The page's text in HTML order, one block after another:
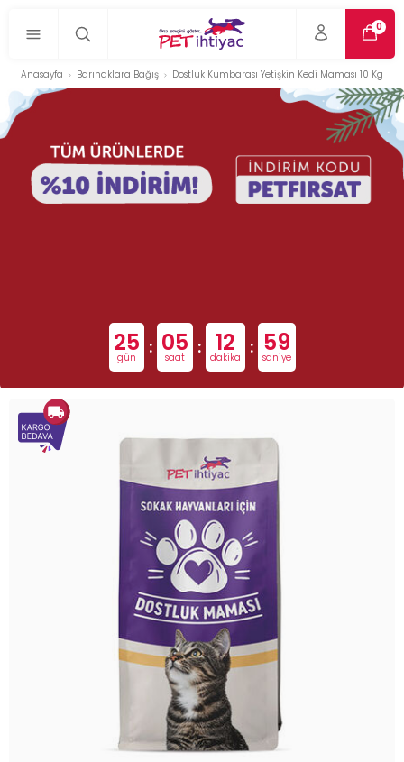
0
Anasayfa Barınaklara Bağış Dostluk Kumbarası Yetişkin Kedi Maması 10 Kg
25
gün : 05
saat : 12
dakika : 58
saniye